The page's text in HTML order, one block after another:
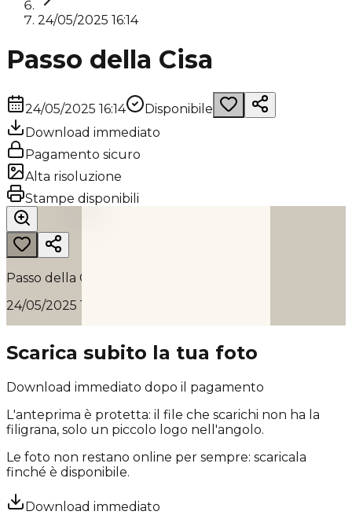
24/05/2025 16:14
Passo della Cisa
24/05/2025 16:14
Disponibile
Download immediato
Pagamento sicuro
Alta risoluzione
Stampe disponibili
Passo della Cisa
24/05/2025 16:14
Scarica subito la tua foto
Download immediato dopo il pagamento
L'anteprima è protetta: il file che scarichi non ha la
filigrana, solo un piccolo logo nell'angolo.
Le foto non restano online per sempre: scaricala
finché è disponibile.
Download immediato